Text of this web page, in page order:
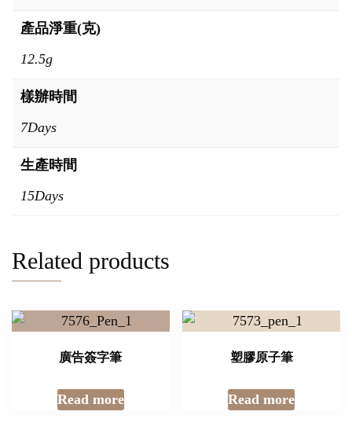
產品淨重(克)
12.5g
樣辦時間
7Days
生產時間
15Days
Related products
廣告簽字筆
Read more
塑膠原子筆
Read more